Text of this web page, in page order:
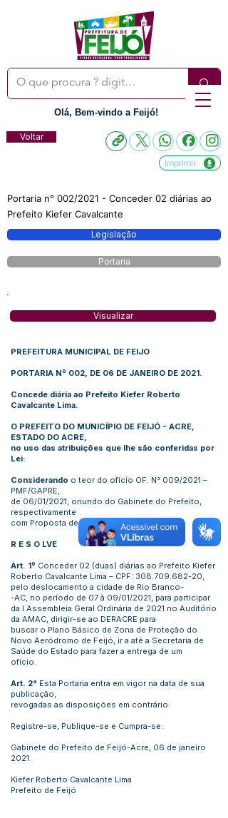
Olá, Bem-vindo a Feijó!
Voltar
Imprimir
Portaria n° 002/2021 - Conceder 02 diárias ao
Prefeito Kiefer Cavalcante
Legislação
Portaria
Visualizar
PREFEITURA MUNICIPAL DE FEIJO
PORTARIA Nº 002, DE 06 DE JANEIRO DE 2021.
Concede diária ao Prefeito Kiefer Roberto
Cavalcante Lima.
O PREFEITO DO MUNICÍPIO DE FEIJÓ - ACRE,
ESTADO DO ACRE,
no uso das atribuições que lhe são conferidas por
Lei:
Considerando o teor do ofício OF. N° 009/2021 –
PMF/GAPRE,
de 06/01/2021, oriundo do Gabinete do Prefeito,
respectivamente
com Proposta de Viagem.
R E S O LVE
Art. 1º Conceder 02 (duas) diárias ao Prefeito Kiefer
Roberto Cavalcante Lima – CPF: 308.709.682-20,
pelo deslocamento a cidade de Rio Branco-
-AC, no período de 07 à 09/01/2021, para participar
da I Assembleia Geral Ordinária de 2021 no Auditório
da AMAC, dirigir-se ao DERACRE para
buscar o Plano Básico de Zona de Proteção do
Novo Aeródromo de Feijó, ir a até a Secretaria de
Saúde do Estado para fazer a entrega de um
oficio.
Art. 2° Esta Portaria entra em vigor na data de sua
publicação,
revogadas as disposições em contrário.
Registre-se, Publique-se e Cumpra-se.
Gabinete do Prefeito de Feijó-Acre, 06 de janeiro
2021.
Kiefer Roberto Cavalcante Lima
Prefeito de Feijó